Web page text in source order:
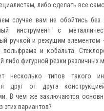
либо сделать все
случае вам не обойтись без
инструмент с
ручкой и режущим элементом
вольфрама и кобальта.
либо фигурной резки различных
несколько типов такого
друг от друга
В чем же заключаются
этих вариантов?